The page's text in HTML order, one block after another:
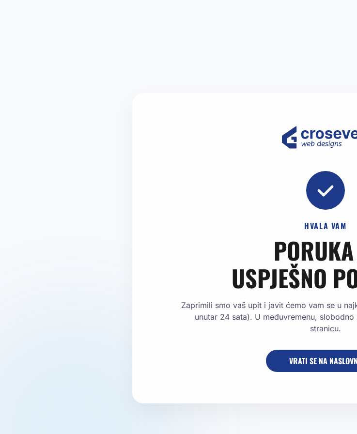
HVALA VAM
USPJEŠNO
Zaprimili smo vaš upit i javit ćemo vam se u
unutar 24 sata). U međuvremenu,
stranicu.
VRATI SE NA